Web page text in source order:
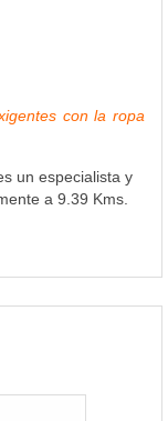
con la ropa
un especialista y
a 9.39 Kms.